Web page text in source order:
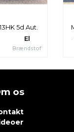
5d Aut.
El
Brændstof
os